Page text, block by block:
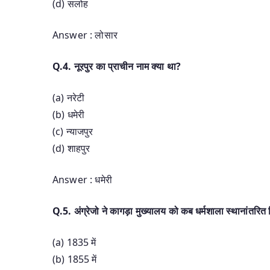
(d) सलोह
Answer : लोसार
Q.4. नूरपुर का प्राचीन नाम क्या था?
(a) नरेटी
(b) धमेरी
(c) न्याजपुर
(d) शाहपुर
Answer : धमेरी
Q.5. अंग्रेजो ने कागड़ा मुख्यालय को कब धर्मशाला स्थानांतरित
(a) 1835 में
(b) 1855 में